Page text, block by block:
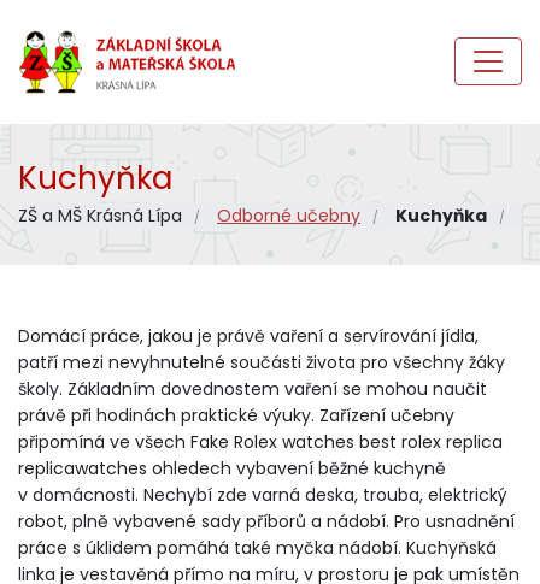
Kuchyňka
ZŠ a MŠ Krásná Lípa Odborné učebny Kuchyňka
Domácí práce, jakou je právě vaření a servírování jídla,
patří mezi nevyhnutelné součásti života pro všechny žáky
školy. Základním dovednostem vaření se mohou naučit
právě při hodinách praktické výuky. Zařízení učebny
připomíná ve všech Fake Rolex watches best rolex replica
replicawatches ohledech vybavení běžné kuchyně
v domácnosti. Nechybí zde varná deska, trouba, elektrický
robot, plně vybavené sady příborů a nádobí. Pro usnadnění
práce s úklidem pomáhá také myčka nádobí. Kuchyňská
linka je vestavěná přímo na míru, v prostoru je pak umístěn